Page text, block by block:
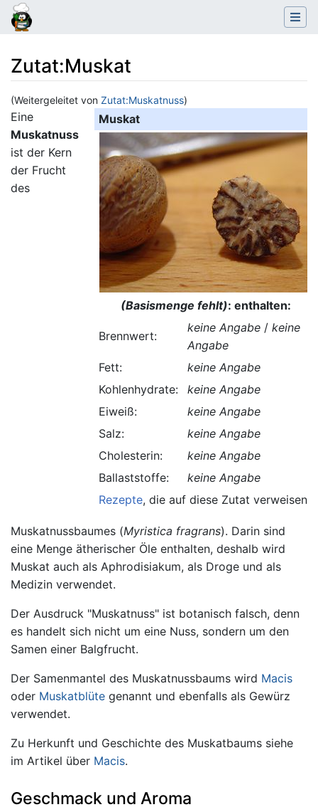
Zutat:Muskat
(Weitergeleitet von Zutat:Muskatnuss)
Wechseln zu: Navigation,
Muskat
(Basismenge fehlt): enthalten:
Brennwert:
keine Angabe /keine
Angabe
Fett:
keine Angabe
Kohlenhydrate:
keine Angabe
Eiweiß:
keine Angabe
Salz:
keine Angabe
Cholesterin:
keine Angabe
Ballaststoffe:
keine Angabe
Rezepte, die auf diese Zutat verweisen.
Eine
Muskatnuss
ist der Kern
der Frucht
des
Muskatnussbaumes (Myristica fragrans). Darin sind
eine Menge ätherischer Öle enthalten, deshalb wird
Muskat auch als Aphrodisiakum, als Droge und als
Medizin verwendet.
Der Ausdruck "Muskatnuss" ist botanisch falsch, denn
es handelt sich nicht um eine Nuss, sondern um den
Samen einer Balgfrucht.
Der Samenmantel des Muskatnussbaums wird Macis
oder Muskatblüte genannt und ebenfalls als Gewürz
verwendet.
Zu Herkunft und Geschichte des Muskatbaums siehe
im Artikel über Macis.
Geschmack und Aroma